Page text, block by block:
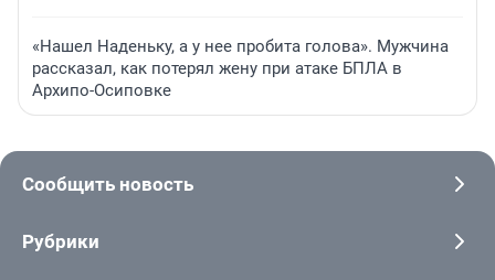
«Нашел Наденьку, а у нее пробита голова». Мужчина
рассказал, как потерял жену при атаке БПЛА в
Архипо-Осиповке
Сообщить новость
Рубрики